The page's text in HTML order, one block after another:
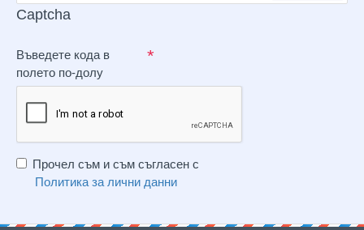
Captcha
Въведете кода в
полето по-долу
Прочел съм и съм съгласен с
Политика за лични данни